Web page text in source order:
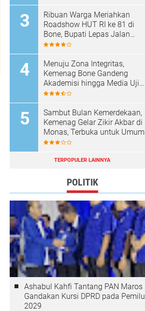
Ribuan Warga Meriahkan
Roadshow HUT RI ke 81 di
Bone, Bupati Lepas Jalan
Santai
Menuju Zona Integritas,
Kemenag Bone Gandeng
Akademisi hingga Media Uji
Standar Pelayanan
Sambut Bulan Kemerdekaan,
Kemenag Gelar Zikir Akbar di
Monas, Terbuka untuk Umum
TERPOPULER LAINNYA
POLITIK
Ashabul Kahfi Tantang PAN Maros
Gandakan Kursi DPRD pada Pemilu
2029